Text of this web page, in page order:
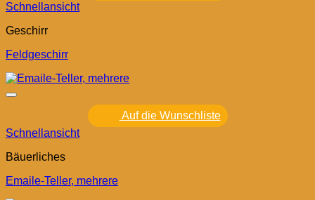
Schnellansicht
Geschirr
Feldgeschirr
Auf die Wunschliste
Schnellansicht
Bäuerliches
Emaile-Teller, mehrere